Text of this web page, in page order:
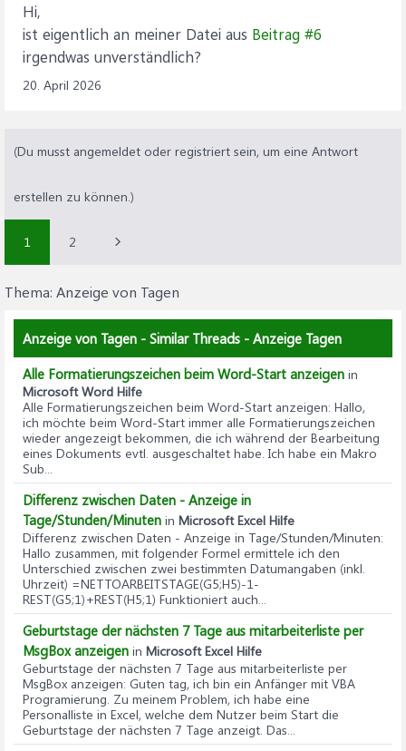
Hi,
ist eigentlich an meiner Datei aus Beitrag #6
irgendwas unverständlich?
20. April 2026
(Du musst angemeldet oder registriert sein, um eine Antwort
erstellen zu können.)
1 2
Thema: Anzeige von Tagen
Anzeige von Tagen - Similar Threads - Anzeige Tagen
Alle Formatierungszeichen beim Word-Start anzeigen in
Microsoft Word Hilfe
Alle Formatierungszeichen beim Word-Start anzeigen: Hallo,
ich möchte beim Word-Start immer alle Formatierungszeichen
wieder angezeigt bekommen, die ich während der Bearbeitung
eines Dokuments evtl. ausgeschaltet habe. Ich habe ein Makro
Sub...
Differenz zwischen Daten - Anzeige in
Tage/Stunden/Minuten in Microsoft Excel Hilfe
Differenz zwischen Daten - Anzeige in Tage/Stunden/Minuten:
Hallo zusammen, mit folgender Formel ermittele ich den
Unterschied zwischen zwei bestimmten Datumangaben (inkl.
Uhrzeit) =NETTOARBEITSTAGE(G5;H5)-1-
REST(G5;1)+REST(H5;1) Funktioniert auch...
Geburtstage der nächsten 7 Tage aus mitarbeiterliste per
MsgBox anzeigen in Microsoft Excel Hilfe
Geburtstage der nächsten 7 Tage aus mitarbeiterliste per
MsgBox anzeigen: Guten tag, ich bin ein Anfänger mit VBA
Programierung. Zu meinem Problem, ich habe eine
Personalliste in Excel, welche dem Nutzer beim Start die
Geburtstage der nächsten 7 Tage anzeigt. Das...